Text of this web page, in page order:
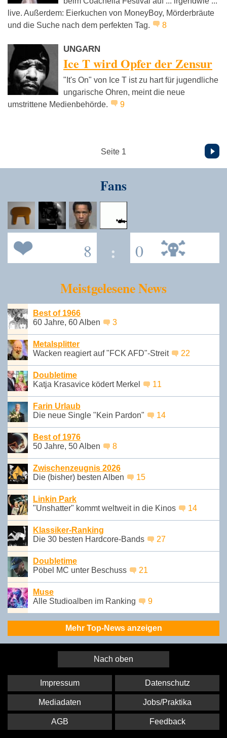
live. Außerdem: Eierkuchen von MoneyBoy, Mörderbräute
und die Suche nach dem perfekten Tag.
8
UNGARN
Ice T wird Opfer der Zensur
"It's On" von Ice T ist zu hart für jugendliche
ungarische Ohren, meint die neue
umstrittene Medienbehörde.
9
Seite 1
Vor
Fans
8 : 0
Meistgelesene News
Best of 1966
60 Jahre, 60 Alben
3
Metalsplitter
Wacken reagiert auf "FCK AFD"-Streit
22
Doubletime
Katja Krasavice ködert Merkel
11
Farin Urlaub
Die neue Single "Kein Pardon"
14
Best of 1976
50 Jahre, 50 Alben
8
Zwischenzeugnis 2026
Die (bisher) besten Alben
15
Linkin Park
"Unshatter" kommt weltweit in die Kinos
14
Klassiker-Ranking
Die 30 besten Hardcore-Bands
27
Doubletime
Pöbel MC unter Beschuss
21
Muse
Alle Studioalben im Ranking
9
Mehr Top-News anzeigen
Nach oben
Impressum Datenschutz
Mediadaten Jobs/Praktika
AGB Feedback